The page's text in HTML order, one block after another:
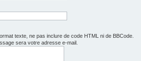
texte, ne pas inclure de code HTML ni de BBCode.
sera votre adresse e-mail.